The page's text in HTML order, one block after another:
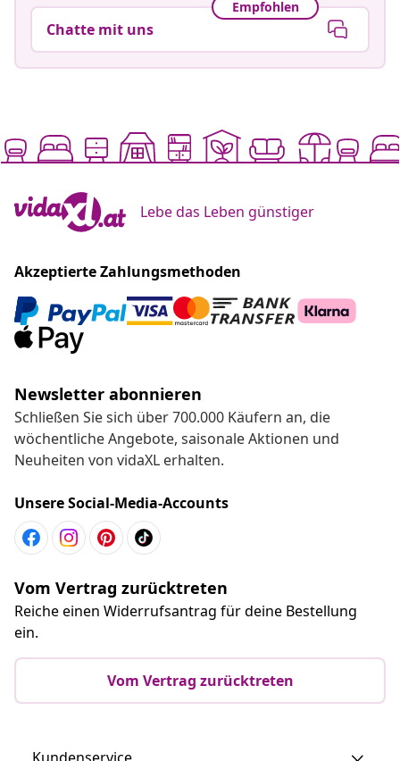
Empfohlen
Chatte mit uns
Lebe das Leben günstiger
Akzeptierte Zahlungsmethoden
Newsletter abonnieren
Schließen Sie sich über 700.000 Käufern an, die
wöchentliche Angebote, saisonale Aktionen und
Neuheiten von vidaXL erhalten.
Unsere Social-Media-Accounts
Vom Vertrag zurücktreten
Reiche einen Widerrufsantrag für deine Bestellung
ein.
Vom Vertrag zurücktreten